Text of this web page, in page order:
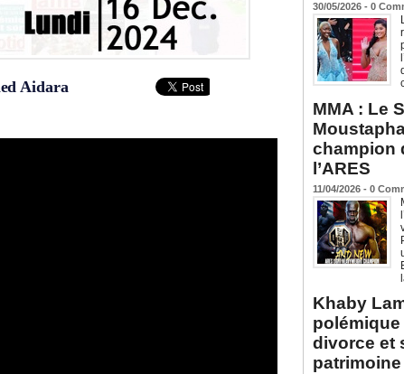
Aidara
30/05/2026 - 0
MMA : Le
champion
l’ARES
11/04/2026 - 0
Khaby
polémique
divorce et
patrimoine